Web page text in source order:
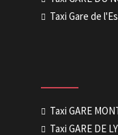
Taxi Gare de
Taxi GARE
Taxi GARE DE